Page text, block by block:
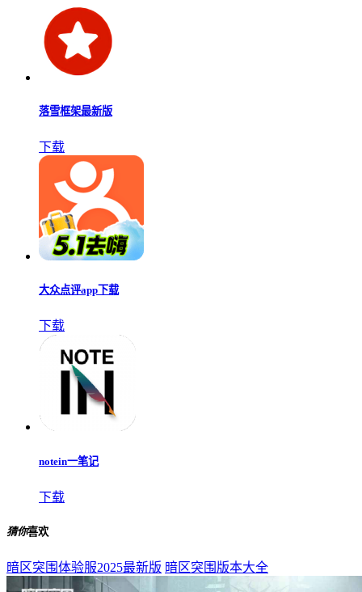
落雪框架最新版
下载
大众点评app下载
下载
notein一笔记
下载
猜你喜欢
暗区突围体验服2025最新版 暗区突围版本大全